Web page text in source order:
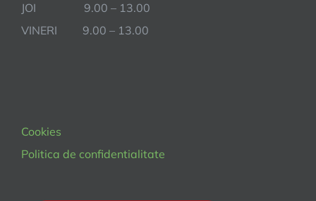
JOI 9.00 – 13.00
VINERI 9.00 – 13.00
Cookies
Politica de confidentialitate